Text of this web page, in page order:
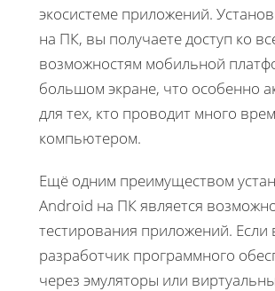
экосистеме приложений.
на ПК, вы получаете доступ ко
возможностям мобильной
большом экране, что особенно
для тех, кто проводит много
компьютером.
Ещё одним преимуществом
Android на ПК является
тестирования приложений. Если
разработчик программного
через эмуляторы или